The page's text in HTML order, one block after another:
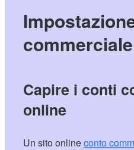
Capire i conti
online
Un sito onlineconto